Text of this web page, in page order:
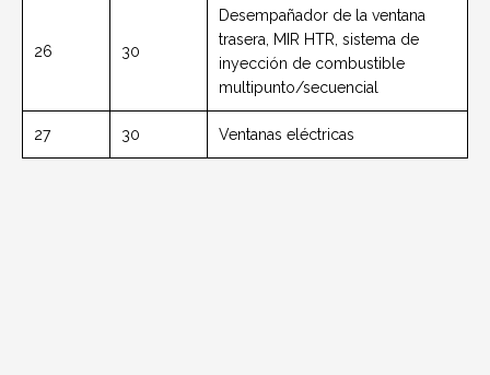
26 30
Desempañador de la ventana
trasera, MIR HTR, sistema de
inyección de combustible
multipunto/secuencial
27 30 Ventanas eléctricas